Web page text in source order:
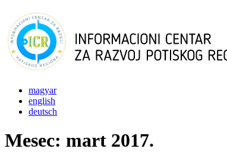
magyar
english
deutsch
Mesec: mart 2017.